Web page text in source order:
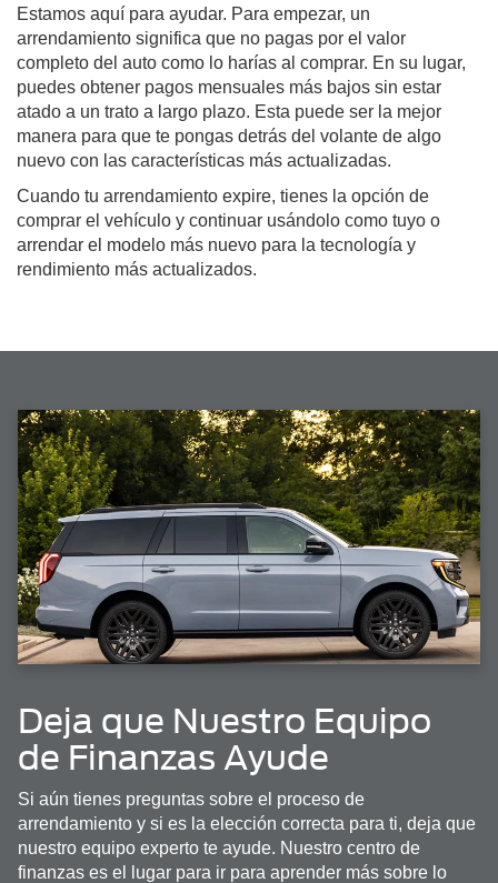
Estamos aquí para ayudar. Para empezar, un
arrendamiento significa que no pagas por el valor
completo del auto como lo harías al comprar. En su lugar,
puedes obtener pagos mensuales más bajos sin estar
atado a un trato a largo plazo. Esta puede ser la mejor
manera para que te pongas detrás del volante de algo
nuevo con las características más actualizadas.
Cuando tu arrendamiento expire, tienes la opción de
comprar el vehículo y continuar usándolo como tuyo o
arrendar el modelo más nuevo para la tecnología y
rendimiento más actualizados.
Deja que Nuestro Equipo
de Finanzas Ayude
Si aún tienes preguntas sobre el proceso de
arrendamiento y si es la elección correcta para ti, deja que
nuestro equipo experto te ayude. Nuestro centro de
finanzas es el lugar para ir para aprender más sobre lo